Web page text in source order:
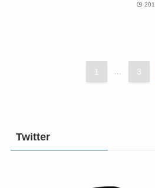
1 3
Twitter